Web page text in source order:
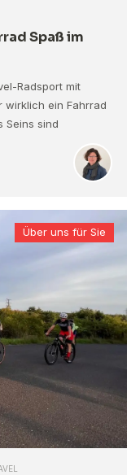
Spaß im
Radsport mit
wirklich ein Fahrrad
Seins sind
Über uns für Sie